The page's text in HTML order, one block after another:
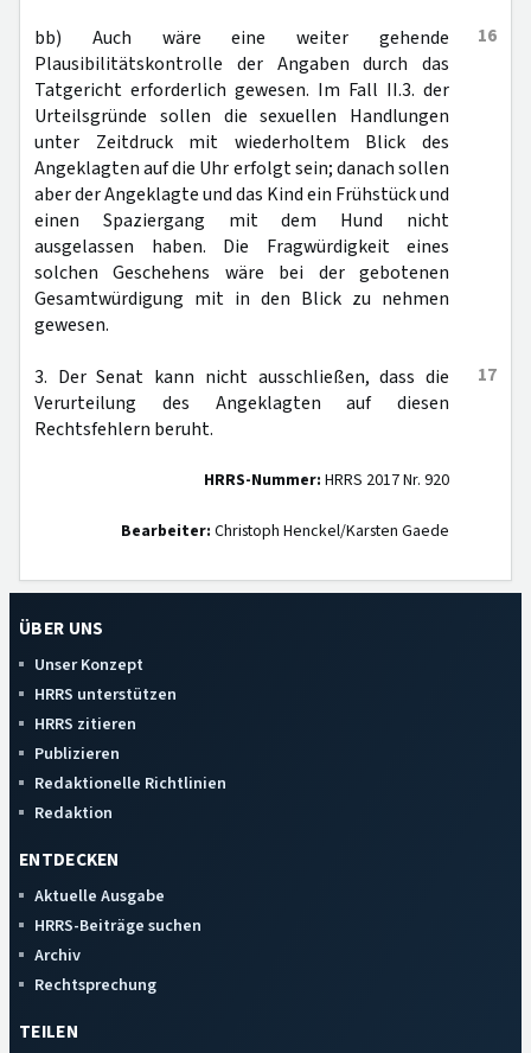
16
bb) Auch wäre eine weiter gehende
Plausibilitätskontrolle der Angaben durch das
Tatgericht erforderlich gewesen. Im Fall II.3. der
Urteilsgründe sollen die sexuellen Handlungen
unter Zeitdruck mit wiederholtem Blick des
Angeklagten auf die Uhr erfolgt sein; danach sollen
aber der Angeklagte und das Kind ein Frühstück und
einen Spaziergang mit dem Hund nicht
ausgelassen haben. Die Fragwürdigkeit eines
solchen Geschehens wäre bei der gebotenen
Gesamtwürdigung mit in den Blick zu nehmen
gewesen.
17
3. Der Senat kann nicht ausschließen, dass die
Verurteilung des Angeklagten auf diesen
Rechtsfehlern beruht.
HRRS-Nummer: HRRS 2017 Nr. 920
Bearbeiter: Christoph Henckel/Karsten Gaede
ÜBER UNS
Unser Konzept
HRRS unterstützen
HRRS zitieren
Publizieren
Redaktionelle Richtlinien
Redaktion
ENTDECKEN
Aktuelle Ausgabe
HRRS-Beiträge suchen
Archiv
Rechtsprechung
TEILEN